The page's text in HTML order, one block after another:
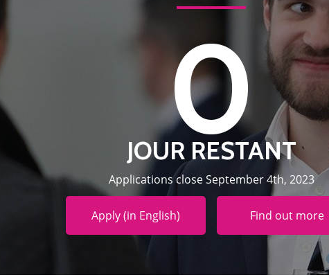
0
JOUR RESTANT
Applications close September 4th, 2023
Apply (in English) Find out more